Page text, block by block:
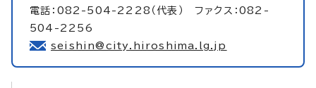
電話：082-504-2228（代表） ファクス：082-
504-2256
seishin@city.hiroshima.lg.jp